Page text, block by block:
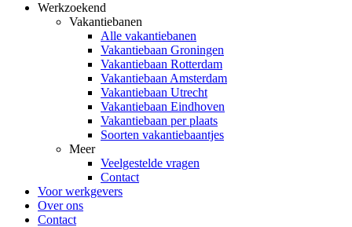
Werkzoekend
Vakantiebanen
Alle vakantiebanen
Vakantiebaan Groningen
Vakantiebaan Rotterdam
Vakantiebaan Amsterdam
Vakantiebaan Utrecht
Vakantiebaan Eindhoven
Vakantiebaan per plaats
Soorten vakantiebaantjes
Meer
Veelgestelde vragen
Contact
Voor werkgevers
Over ons
Contact